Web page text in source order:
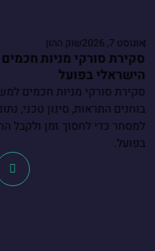
אוגוסט 7, 2026 שוק ההון
סקירת סורקי מניות
הישראלי בפועל
סקירת סורקי מניות חכמים
בוחנים התראות, סינון טכני,
למסחר כדי לחסוך זמן ולקבל
בפועל.